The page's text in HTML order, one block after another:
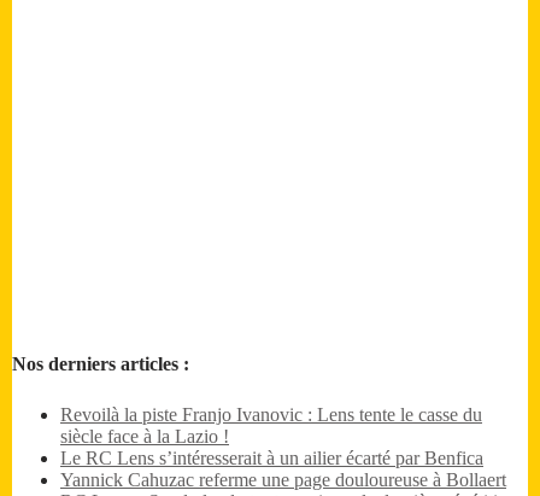
Nos derniers articles :
Revoilà la piste Franjo Ivanovic : Lens tente le casse du
siècle face à la Lazio !
Le RC Lens s’intéresserait à un ailier écarté par Benfica
Yannick Cahuzac referme une page douloureuse à Bollaert